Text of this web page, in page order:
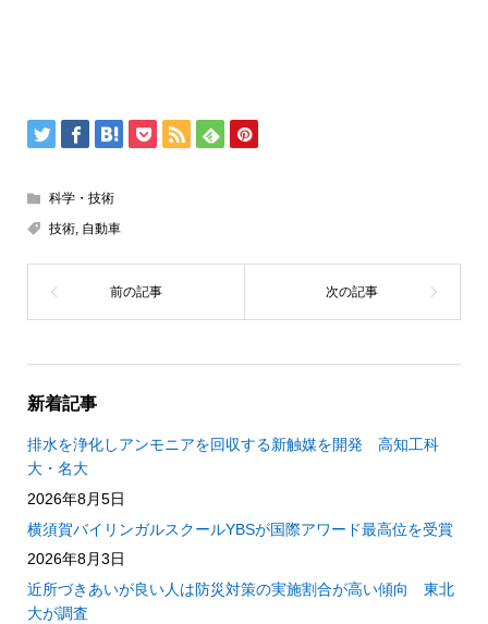
科学・技術
技術, 自動車
新着記事
排水を浄化しアンモニアを回収する新触媒を開発 高知工科
大・名大
2026年8月5日
横須賀バイリンガルスクールYBSが国際アワード最高位を受賞
2026年8月3日
近所づきあいが良い人は防災対策の実施割合が高い傾向 東北
大が調査